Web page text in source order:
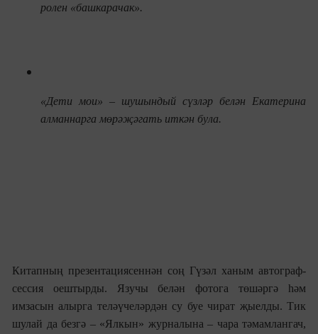
ролен «башкарачак».
«Дети мои» – шушындый сүзләр белән Екатерина
алманнарга мөрәҗәгать иткән була.
Китапның презентациясеннән соң Гүзәл ханым автограф-
сессия оештырды. Язучы белән фотога төшәргә һәм
имзасын алырга теләүчеләрдән су буе чират җыелды. Тик
шулай да безгә – «Ялкын» журналына – чара тәмамлангач,